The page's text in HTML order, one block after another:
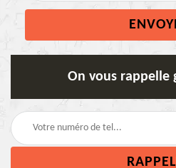
On vous rappelle